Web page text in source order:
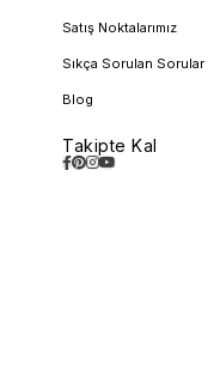
Satış Noktalarımız
Sıkça Sorulan Sorular
Blog
Takipte Kal